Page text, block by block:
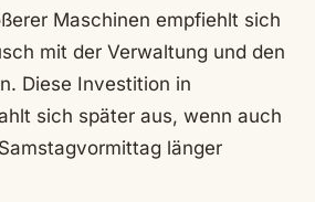
Maschinen empfiehlt sich
mit der Verwaltung und den
Diese Investition in
sich später aus, wenn auch
länger